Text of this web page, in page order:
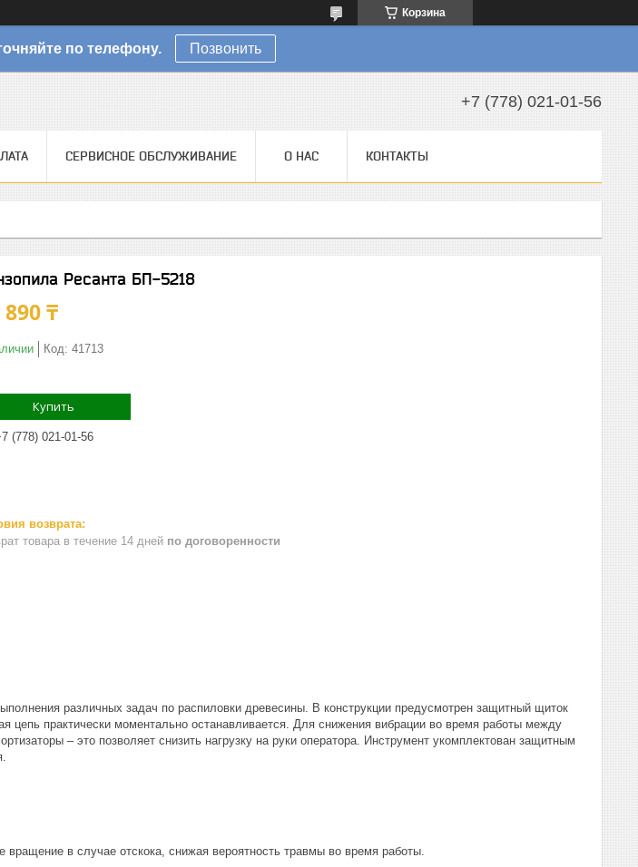
Корзина
по телефону. Позвонить
+7 (778) 021-01-56
СЕРВИСНОЕ ОБСЛУЖИВАНИЕ О НАС КОНТАКТЫ
Ресанта БП-5218
890 ₸
Код: 41713
Купить
(778) 021-01-56
товара в течение 14 дней по договоренности
различных задач по распиловки древесины. В конструкции предусмотрен защитный щиток
цепь практически моментально останавливается. Для снижения вибрации во время работы между
– это позволяет снизить нагрузку на руки оператора. Инструмент укомплектован защитным
вращение в случае отскока, снижая вероятность травмы во время работы.